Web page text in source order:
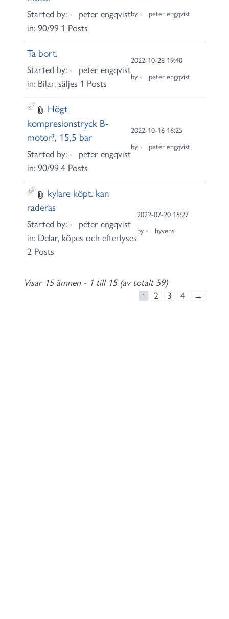
Started by:
peter engqvist
in: 90/99 1 Posts
by
peter engqvist
Ta bort.
Started by:
peter engqvist
in: Bilar, säljes 1 Posts
2022-10-28 19:40
by
peter engqvist
Högt
kompresionstryck B-
motor?, 15,5 bar
Started by:
peter engqvist
in: 90/994 Posts
2022-10-16 16:25
by
peter engqvist
kylare köpt. kan
raderas
Started by:
peter engqvist
in: Delar, köpes och efterlyses
2 Posts
2022-07-20 15:27
by
hyvens
Visar 15 ämnen - 1 till 15 (av totalt 59)
1 2 3 4 →